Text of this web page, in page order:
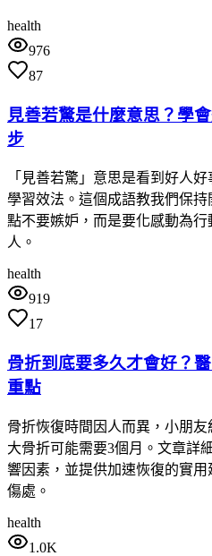
health
976
87
見善若驚是什麼意思？學
步
「見善若驚」意思是看到好人
學習效法。這個成語教我們保
點不要嫉妒，而是要化感動為
人。
health
919
17
骨折到底要多久才會好？
重點
骨折恢復時間因人而異，小朋友
大骨折可能需要3個月。文章詳
響因素，並提供加速恢復的實
傷處。
health
1.0K